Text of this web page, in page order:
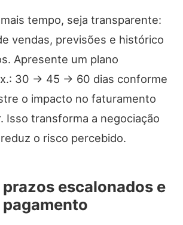
tempo, seja transparente:
vendas, previsões e histórico
Apresente um plano
30 → 45 → 60 dias conforme
o impacto no faturamento
Isso transforma a negociação
o risco percebido.
escalonados e